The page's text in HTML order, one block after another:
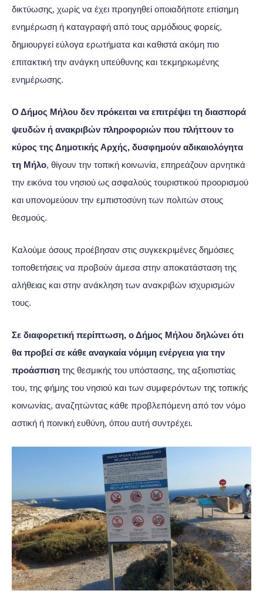
δικτύωσης, χωρίς να έχει προηγηθεί οποιαδήποτε επίσημη
ενημέρωση ή καταγραφή από τους αρμόδιους φορείς,
δημιουργεί εύλογα ερωτήματα και καθιστά ακόμη πιο
επιτακτική την ανάγκη υπεύθυνης και τεκμηριωμένης
ενημέρωσης.
Ο Δήμος Μήλου δεν πρόκειται να επιτρέψει τη διασπορά
ψευδών ή ανακριβών πληροφοριών που πλήττουν το
κύρος της Δημοτικής Αρχής, δυσφημούν αδικαιολόγητα
τη Μήλο, θίγουν την τοπική κοινωνία, επηρεάζουν αρνητικά
την εικόνα του νησιού ως ασφαλούς τουριστικού προορισμού
και υπονομεύουν την εμπιστοσύνη των πολιτών στους
θεσμούς.
Καλούμε όσους προέβησαν στις συγκεκριμένες δημόσιες
τοποθετήσεις να προβούν άμεσα στην αποκατάσταση της
αλήθειας και στην ανάκληση των ανακριβών ισχυρισμών
τους.
Σε διαφορετική περίπτωση, ο Δήμος Μήλου δηλώνει ότι
θα προβεί σε κάθε αναγκαία νόμιμη ενέργεια για την
προάσπιση της θεσμικής του υπόστασης, της αξιοπιστίας
του, της φήμης του νησιού και των συμφερόντων της τοπικής
κοινωνίας, αναζητώντας κάθε προβλεπόμενη από τον νόμο
αστική ή ποινική ευθύνη, όπου αυτή συντρέχει.